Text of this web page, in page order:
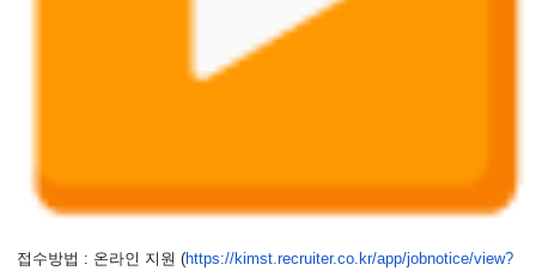
접수방법 : 온라인 지원 (https://kimst.recruiter.co. kr/app/jobnotice/view?